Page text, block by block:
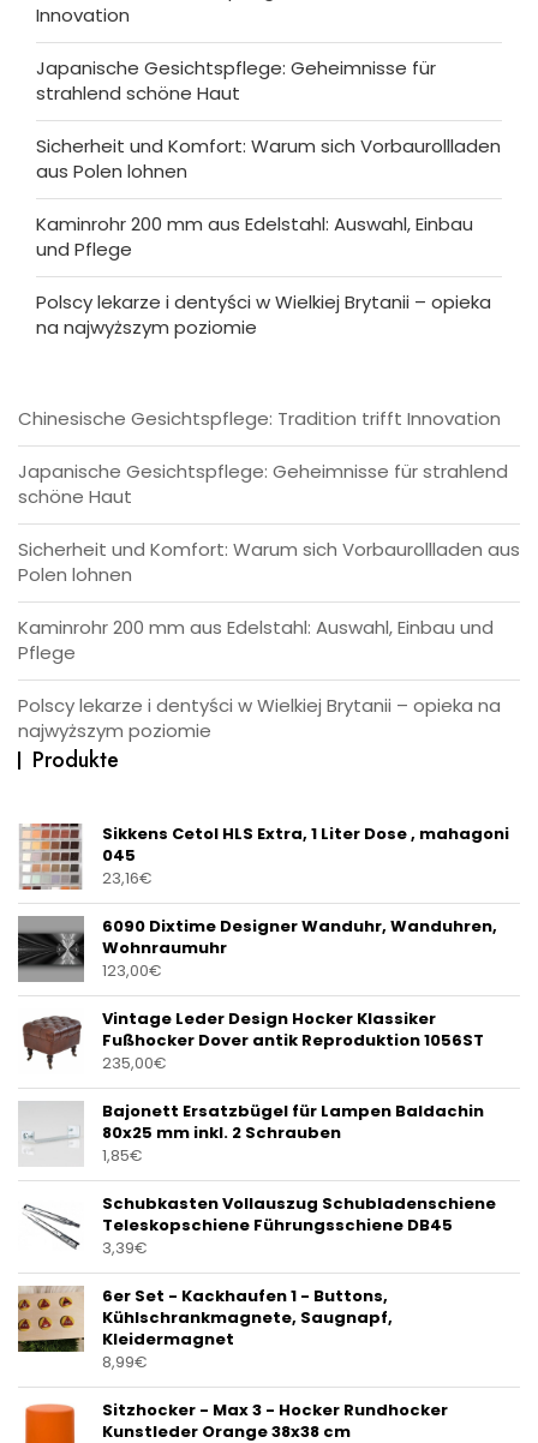
Innovation
Japanische Gesichtspflege: Geheimnisse für
strahlend schöne Haut
Sicherheit und Komfort: Warum sich Vorbaurollladen
aus Polen lohnen
Kaminrohr 200 mm aus Edelstahl: Auswahl, Einbau
und Pflege
Polscy lekarze i dentyści w Wielkiej Brytanii – opieka
na najwyższym poziomie
Chinesische Gesichtspflege: Tradition trifft Innovation
Japanische Gesichtspflege: Geheimnisse für strahlend
schöne Haut
Sicherheit und Komfort: Warum sich Vorbaurollladen aus
Polen lohnen
Kaminrohr 200 mm aus Edelstahl: Auswahl, Einbau und
Pflege
Polscy lekarze i dentyści w Wielkiej Brytanii – opieka na
najwyższym poziomie
Produkte
Sikkens Cetol HLS Extra, 1 Liter Dose , mahagoni
045
23,16€
6090 Dixtime Designer Wanduhr, Wanduhren,
Wohnraumuhr
123,00€
Vintage Leder Design Hocker Klassiker
Fußhocker Dover antik Reproduktion 1056ST
235,00€
Bajonett Ersatzbügel für Lampen Baldachin
80x25 mm inkl. 2 Schrauben
1,85€
Schubkasten Vollauszug Schubladenschiene
Teleskopschiene Führungsschiene DB45
3,39€
6er Set - Kackhaufen 1 - Buttons,
Kühlschrankmagnete, Saugnapf,
Kleidermagnet
8,99€
Sitzhocker - Max 3 - Hocker Rundhocker
Kunstleder Orange 38x38 cm